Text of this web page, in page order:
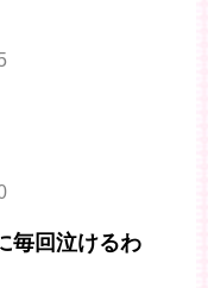
毎回泣けるわ